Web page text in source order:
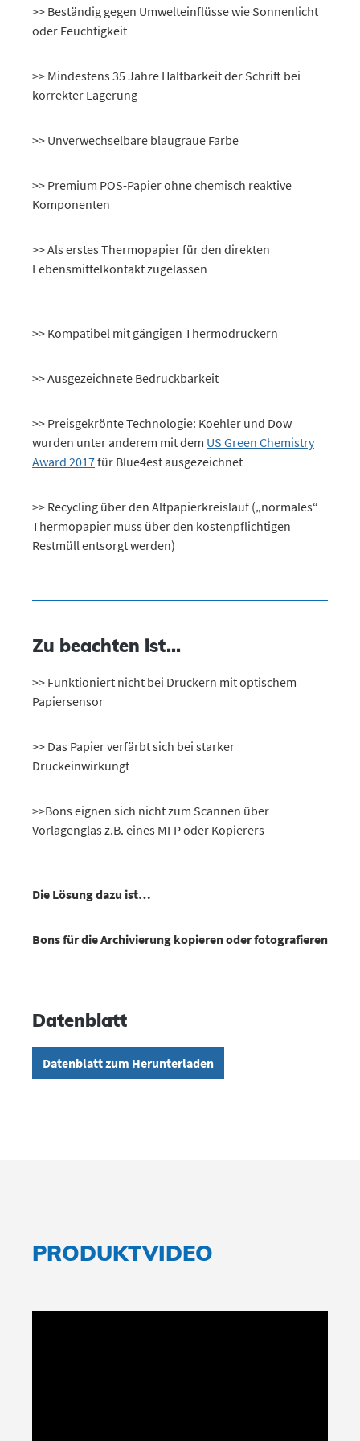
>> Beständig gegen Umwelteinflüsse wie Sonnenlicht
oder Feuchtigkeit
>> Mindestens 35 Jahre Haltbarkeit der Schrift bei
korrekter Lagerung
>> Unverwechselbare blaugraue Farbe
>> Premium POS-Papier ohne chemisch reaktive
Komponenten
>> Als erstes Thermopapier für den direkten
Lebensmittelkontakt zugelassen
>> Kompatibel mit gängigen Thermodruckern
>> Ausgezeichnete Bedruckbarkeit
>> Preisgekrönte Technologie: Koehler und Dow
wurden unter anderem mit dem US Green Chemistry
Award 2017für Blue4est ausgezeichnet
>> Recycling über den Altpapierkreislauf („normales“
Thermopapier muss über den kostenpflichtigen
Restmüll entsorgt werden)
Zu beachten ist...
>> Funktioniert nicht bei Druckern mit optischem
Papiersensor
>> Das Papier verfärbt sich bei starker
Druckeinwirkungt
>>Bons eignen sich nicht zum Scannen über
Vorlagenglas z.B. eines MFP oder Kopierers
Die Lösung dazu ist…
Bons für die Archivierung kopieren oder fotografieren
Datenblatt
Datenblatt zum Herunterladen
PRODUKTVIDEO